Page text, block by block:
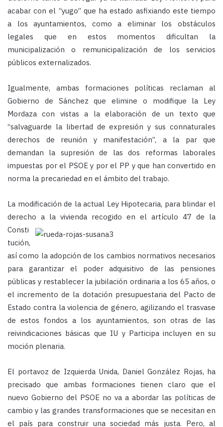
acabar con el “yugo” que ha estado asfixiando este tiempo
a los ayuntamientos, como a eliminar los obstáculos
legales que en estos momentos dificultan la
municipalización o remunicipalización de los servicios
públicos externalizados.
Igualmente, ambas formaciones políticas reclaman al
Gobierno de Sánchez que elimine o modifique la Ley
Mordaza con vistas a la elaboración de un texto que
“salvaguarde la libertad de expresión y sus connaturales
derechos de reunión y manifestación”, a la par que
demandan la supresión de las dos reformas laborales
impuestas por el PSOE y por el PP y que han convertido en
norma la precariedad en el ámbito del trabajo.
La modificación de la actual Ley Hipotecaria, para blindar el
derecho a la vivienda recogido en el artículo 47 de la
Consti
tución,
así como la adopción de los cambios normativos necesarios
para garantizar el poder adquisitivo de las pensiones
públicas y restablecer la jubilación ordinaria a los 65 años, o
el incremento de la dotación presupuestaria del Pacto de
Estado contra la violencia de género, agilizando el trasvase
de estos fondos a los ayuntamientos, son otras de las
reivindicaciones básicas que IU y Participa incluyen en su
moción plenaria.
El portavoz de Izquierda Unida, Daniel González Rojas, ha
precisado que ambas formaciones tienen claro que el
nuevo Gobierno del PSOE no va a abordar las políticas de
cambio y las grandes transformaciones que se necesitan en
el país para construir una sociedad más justa. Pero, al